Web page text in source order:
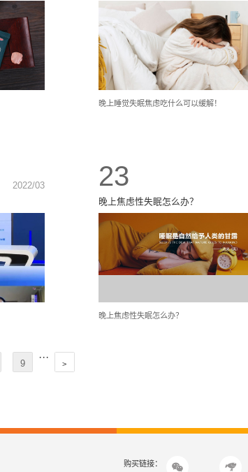
晚上睡觉失眠焦虑吃什么可以缓解！
2022/03
23
晚上焦虑性失眠怎么办？
晚上焦虑性失眠怎么办？
9
···
>
购买链接：